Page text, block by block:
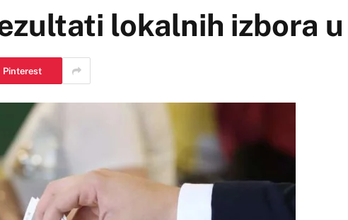
lokalnih izbora
Pinterest